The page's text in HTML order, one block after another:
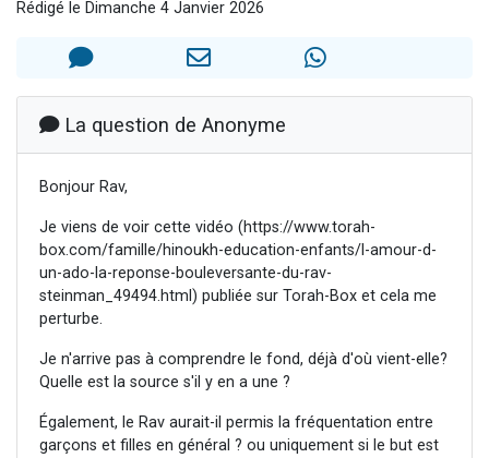
30 personnes viennent de faire un don pour Sauvez la jambe de Yohan
12 nouvelles musiques dans Torah-Box Music
29 personnes viennent de demander une bénédiction
Rédigé le Dimanche 4 Janvier 2026
La question de Anonyme
Bonjour Rav,
Je viens de voir cette vidéo (https://www.torah-
box.com/famille/hinoukh-education-enfants/l-amour-d-
un-ado-la-reponse-bouleversante-du-rav-
steinman_49494.html) publiée sur Torah-Box et cela me
perturbe.
Je n'arrive pas à comprendre le fond, déjà d'où vient-elle?
Quelle est la source s'il y en a une ?
Également, le Rav aurait-il permis la fréquentation entre
garçons et filles en général ? ou uniquement si le but est